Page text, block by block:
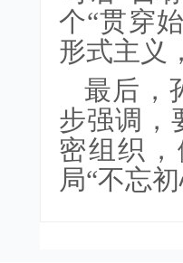
个“贯穿
形式主义
最后，
步强调，
密组织
局“不忘